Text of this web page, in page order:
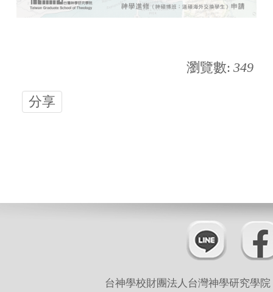
瀏覽數: 349
分享
台神學校財團法人台灣神學研究學